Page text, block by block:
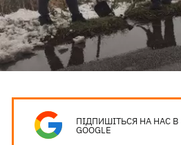
ПІДПИШІТЬСЯ НА НАС В
GOOGLE